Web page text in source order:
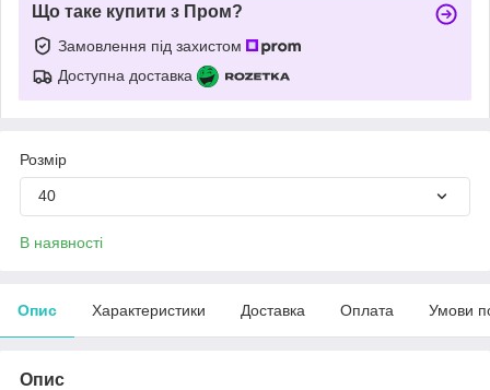
Що таке купити з Пром?
Замовлення під захистом
Доступна доставка
Розмір
40
В наявності
Опис Характеристики Доставка Оплата Умови
Опис